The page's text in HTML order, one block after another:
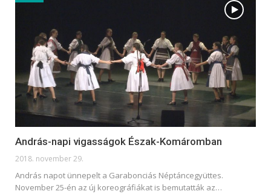
András-napi vigasságok Észak-Komáromban
2018. november 29.
András napot ünnepelt a Garabonciás Néptáncegyüttes.
November 25-én az új koreográfiákat is bemutatták az…